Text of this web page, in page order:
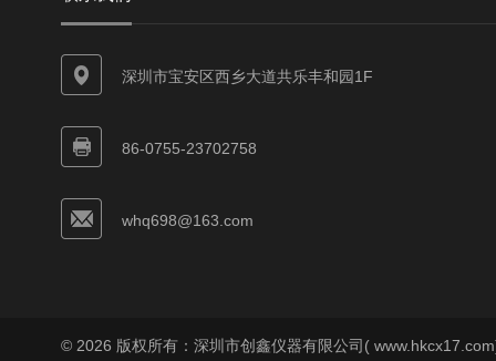
深圳市宝安区西乡大道共乐丰和园1F
86-0755-23702758
whq698@163.com
© 2026 版权所有：深圳市创鑫仪器有限公司(